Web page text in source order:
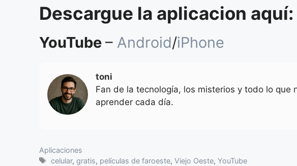
Descargue la aplicacion aquí:
YouTube – Android/iPhone
toni
Fan de la tecnología, los misterios y todo lo que
aprender cada día.
Categorias
Aplicaciones
Tags
celular,gratis, películas de faroeste,Viejo Oeste,YouTube